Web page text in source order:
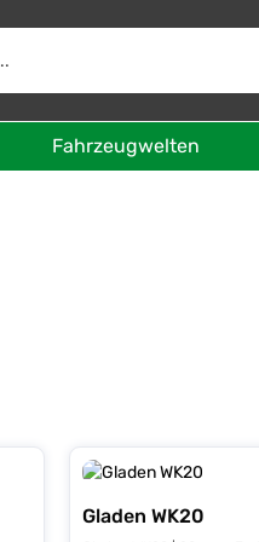
Fahrzeugwelten
Gladen WK20